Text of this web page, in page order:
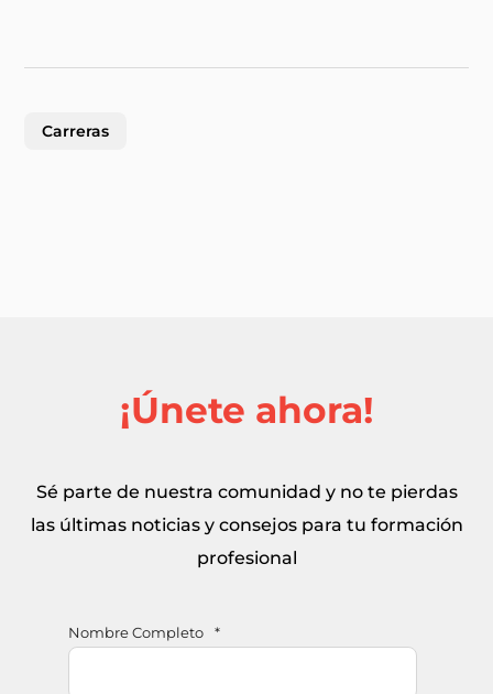
Carreras
¡Únete ahora!
Sé parte de nuestra comunidad y no te pierdas
las últimas noticias y consejos para tu formación
profesional
Nombre Completo *